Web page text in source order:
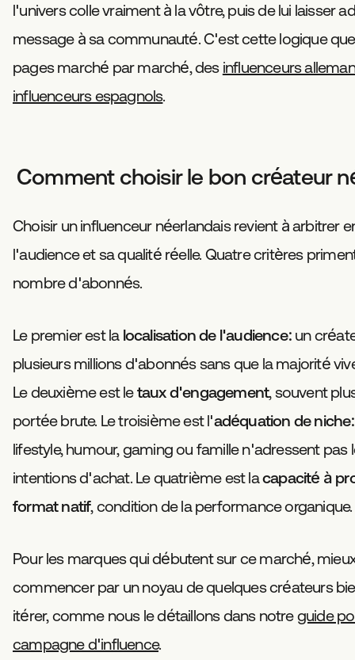
l'univers colle vraiment à la vôtre, puis de lui laisser
message à sa communauté. C'est cette logique
pages marché par marché, des influenceurs
influenceurs espagnols.
Comment choisir le bon créateur
Choisir un influenceur néerlandais revient à arbitrer
l'audience et sa qualité réelle. Quatre critères
nombre d'abonnés.
Le premier est la localisation de l'audience: un
plusieurs millions d'abonnés sans que la majorité
Le deuxième est letaux d'engagement, souvent
portée brute. Le troisième est l'adéquation de niche
lifestyle, humour, gaming ou famille n'adressent pas
intentions d'achat. Le quatrième est lacapacité à
format natif, condition de la performance organique.
Pour les marques qui débutent sur ce marché,
commencer par un noyau de quelques créateurs
itérer, comme nous le détaillons dans notreguide
campagne d'influence.